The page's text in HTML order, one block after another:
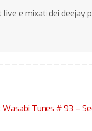
live e mixati dei deejay
Wasabi Tunes # 93 –